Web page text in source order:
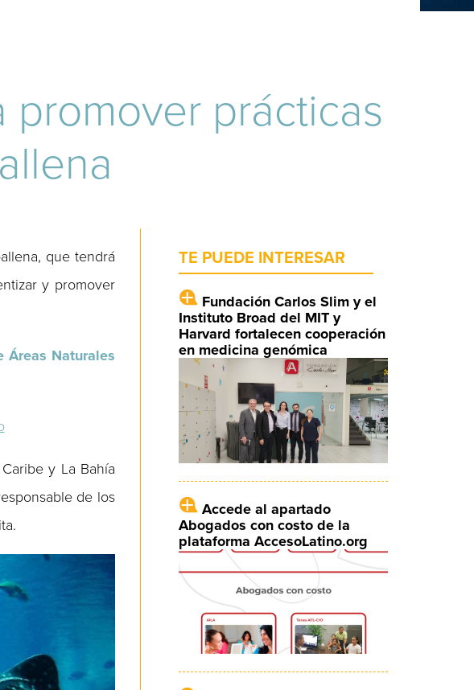
promover prácticas
que tendrá
y promover
Áreas Naturales
y La Bahía
de los
TE PUEDE INTERESAR
Fundación Carlos Slim y el
Instituto Broad del MIT y
Harvard fortalecen cooperación
en medicina genómica
Accede al apartado
Abogados con costo de la
plataforma AccesoLatino.org